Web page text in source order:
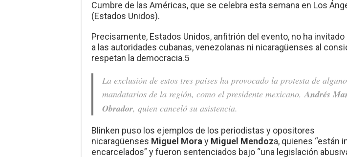
Cumbre de las Américas, que se celebra esta semana en Los
(Estados Unidos).
Precisamente, Estados Unidos, anfitrión del evento, no ha invitado
a las autoridades cubanas, venezolanas ni nicaragüenses al
respetan la democracia.5
La exclusión de estos tres países ha provocado la protesta de
mandatarios de la región, como el presidente mexicano,Andrés
Obrador, quien canceló su asistencia.
Blinken puso los ejemplos de los periodistas y opositores
nicaragüenses Miguel Mora y Miguel Mendoza, quienes “están
encarcelados” y fueron sentenciados bajo “una legislación